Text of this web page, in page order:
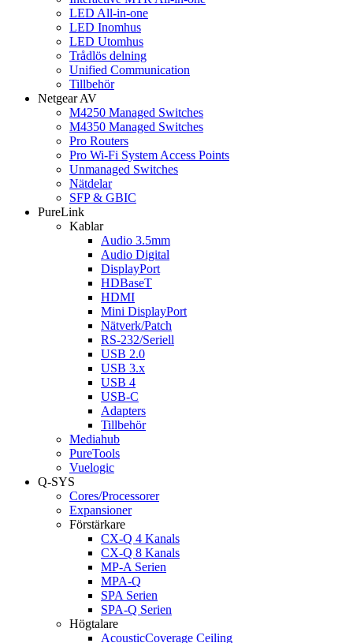
LED All-in-one
LED Inomhus
LED Utomhus
Trådlös delning
Unified Communication
Tillbehör
Netgear AV
M4250 Managed Switches
M4350 Managed Switches
Pro Routers
Pro Wi-Fi System Access Points
Unmanaged Switches
Nätdelar
SFP & GBIC
PureLink
Kablar
Audio 3.5mm
Audio Digital
DisplayPort
HDBaseT
HDMI
Mini DisplayPort
Nätverk/Patch
RS-232/Seriell
USB 2.0
USB 3.x
USB 4
USB-C
Adapters
Tillbehör
Mediahub
PureTools
Vuelogic
Q-SYS
Cores/Processorer
Expansioner
Förstärkare
CX-Q 4 Kanals
CX-Q 8 Kanals
MP-A Serien
MPA-Q
SPA Serien
SPA-Q Serien
Högtalare
AcousticCoverage Ceiling